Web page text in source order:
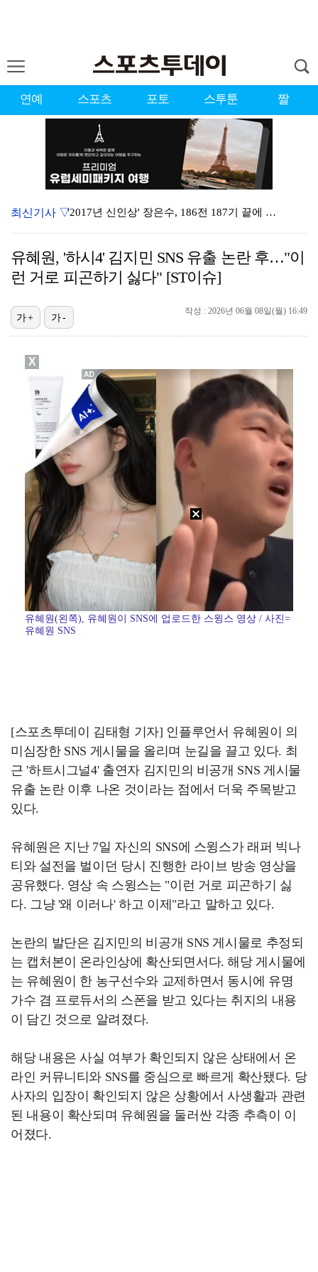
연예 스포츠 포토 스투툰 짤
'2017년 신인상' 장은수, 186전 187기 끝에 …
'결혼의 완성' 남궁민→이설, 굿바이 인사 "마지막까지…
스윙스, 배우 도전하더니 마동석과 투샷 "마침내 만났다…
'런닝맨' 홍진호, 안검하수 재수술+요요 온 근황 "주…
[ST포토] 장은수, KLPGA 첫 우승
[ST포토] 장은수, 우승 축하 물허벅 세레머니
최신기사 ▽
유혜원, '하시4' 김지민 SNS 유출 논란 후…"이
런 거로 피곤하기 싫다" [ST이슈]
작성 : 2026년 06월 08일(월) 16:49
가+ 가-
유혜원(왼쪽), 유혜원이 SNS에 업로드한 스윙스 영상 / 사진=
유혜원 SNS
[스포츠투데이 김태형 기자] 인플루언서 유혜원이 의
미심장한 SNS 게시물을 올리며 눈길을 끌고 있다. 최
근 '하트시그널4' 출연자 김지민의 비공개 SNS 게시물
유출 논란 이후 나온 것이라는 점에서 더욱 주목받고
있다.
유혜원은 지난 7일 자신의 SNS에 스윙스가 래퍼 빅나
티와 설전을 벌이던 당시 진행한 라이브 방송 영상을
공유했다. 영상 속 스윙스는 "이런 거로 피곤하기 싫
다. 그냥 '왜 이러나' 하고 이제"라고 말하고 있다.
논란의 발단은 김지민의 비공개 SNS 게시물로 추정되
는 캡처본이 온라인상에 확산되면서다. 해당 게시물에
는 유혜원이 한 농구선수와 교제하면서 동시에 유명
가수 겸 프로듀서의 스폰을 받고 있다는 취지의 내용
이 담긴 것으로 알려졌다.
해당 내용은 사실 여부가 확인되지 않은 상태에서 온
라인 커뮤니티와 SNS를 중심으로 빠르게 확산됐다. 당
사자의 입장이 확인되지 않은 상황에서 사생활과 관련
된 내용이 확산되며 유혜원을 둘러싼 각종 추측이 이
어졌다.
X